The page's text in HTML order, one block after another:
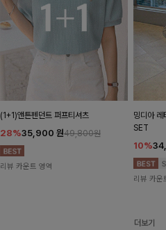
(1+1)앤튼펜던트 퍼프티셔츠
28%35,900 원49,800원
리뷰 카운트 영역
밍디아 레
SET
10%
리뷰 카운
더보기